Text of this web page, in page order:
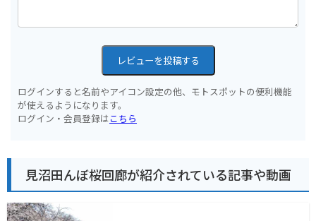
レビューを投稿する
ログインすると名前やアイコン設定の他、モトスポットの便利機能
が使えるようになります。
ログイン・会員登録はこちら
見沼田んぼ桜回廊が紹介されている記事や動画